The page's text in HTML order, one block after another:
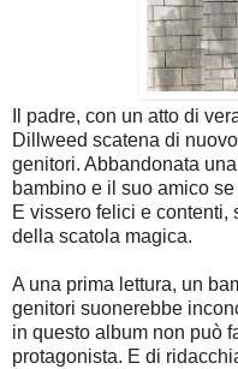
Il padre, con un atto di
Dillweed scatena di
genitori. Abbandonata
bambino e il suo amico
E vissero felici e contenti,
della scatola magica.
A una prima lettura, un
genitori suonerebbe
in questo album non può
protagonista. E di